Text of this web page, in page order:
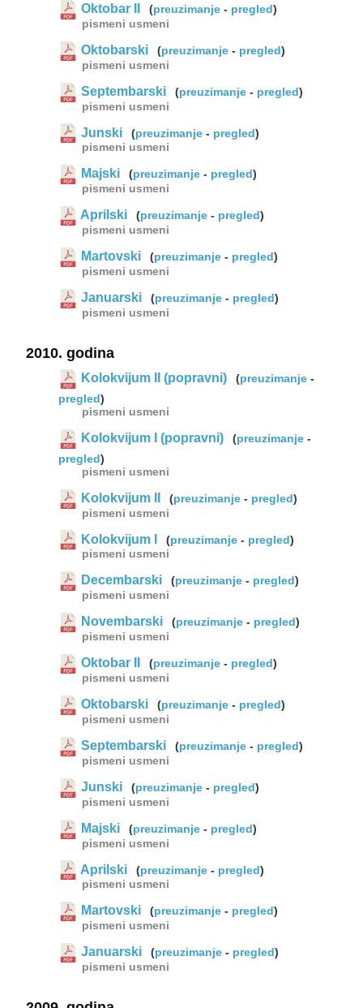
Oktobar II (preuzimanje - pregled)
pismeni usmeni
Oktobarski (preuzimanje - pregled)
pismeni usmeni
Septembarski (preuzimanje - pregled)
pismeni usmeni
Junski (preuzimanje - pregled)
pismeni usmeni
Majski (preuzimanje - pregled)
pismeni usmeni
Aprilski (preuzimanje - pregled)
pismeni usmeni
Martovski (preuzimanje - pregled)
pismeni usmeni
Januarski (preuzimanje - pregled)
pismeni usmeni
2010. godina
Kolokvijum II (popravni) (preuzimanje -
pregled)
pismeni usmeni
Kolokvijum I (popravni) (preuzimanje -
pregled)
pismeni usmeni
Kolokvijum II (preuzimanje - pregled)
pismeni usmeni
Kolokvijum I (preuzimanje - pregled)
pismeni usmeni
Decembarski (preuzimanje - pregled)
pismeni usmeni
Novembarski (preuzimanje - pregled)
pismeni usmeni
Oktobar II (preuzimanje - pregled)
pismeni usmeni
Oktobarski (preuzimanje - pregled)
pismeni usmeni
Septembarski (preuzimanje - pregled)
pismeni usmeni
Junski (preuzimanje - pregled)
pismeni usmeni
Majski (preuzimanje - pregled)
pismeni usmeni
Aprilski (preuzimanje - pregled)
pismeni usmeni
Martovski (preuzimanje - pregled)
pismeni usmeni
Januarski (preuzimanje - pregled)
pismeni usmeni